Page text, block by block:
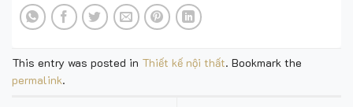
This entry was posted in Thiết kế nội thất. Bookmark the
permalink.